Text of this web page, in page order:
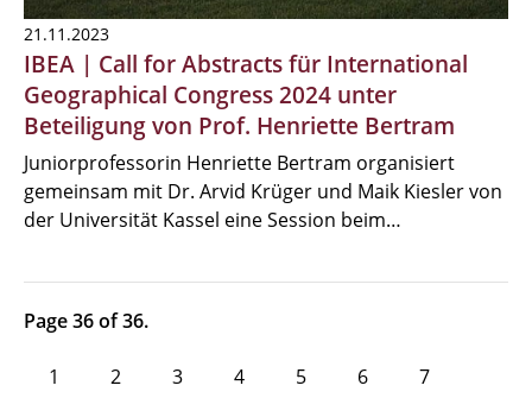
21.11.2023
IBEA | Call for Abstracts für International
Geographical Congress 2024 unter
Beteiligung von Prof. Henriette Bertram
Juniorprofessorin Henriette Bertram organisiert
gemeinsam mit Dr. Arvid Krüger und Maik Kiesler von
der Universität Kassel eine Session beim…
Page 36 of 36.
1 2 3 4 5 6 7